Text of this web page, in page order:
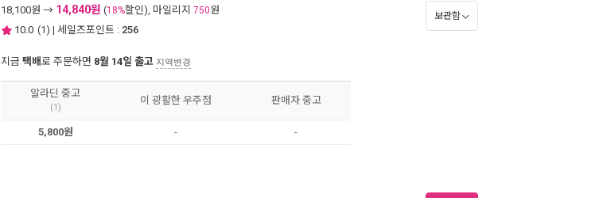
18,100원 → 14,840원 (18%할인), 마일리지 750원
10.0 (1) | 세일즈포인트 : 256
지금 택배로 주문하면 8월 14일 출고 지역변경
보관함
알라딘 중고
(1)
이 광활한 우주점 판매자 중고
5,800원 - -